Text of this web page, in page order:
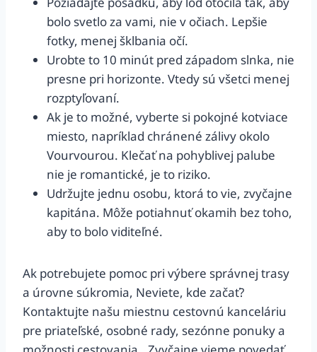
bolo svetlo za vami, nie v očiach. Lepšie
fotky, menej šklbania očí.
Urobte to 10 minút pred západom slnka, nie
presne pri horizonte. Vtedy sú všetci menej
rozptyľovaní.
Ak je to možné, vyberte si pokojné kotviace
miesto, napríklad chránené zálivy okolo
Vourvourou. Klečať na pohyblivej palube
nie je romantické, je to riziko.
Udržujte jednu osobu, ktorá to vie, zvyčajne
kapitána. Môže potiahnuť okamih bez toho,
aby to bolo viditeľné.
Ak potrebujete pomoc pri výbere správnej trasy
a úrovne súkromia, Neviete, kde začať?
Kontaktujte našu miestnu cestovnú kanceláriu
pre priateľské, osobné rady, sezónne ponuky a